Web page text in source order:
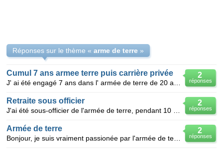
Réponses sur le thème «arme de terre »
2
réponses
Cumul 7 ans armee terre puis carrière privée
2
réponses
Retraite sous officier
2
réponses
Armée de terre